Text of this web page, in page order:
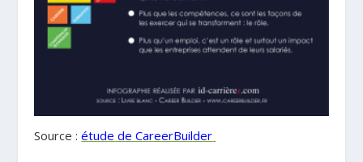
Source :étude de CareerBuilder